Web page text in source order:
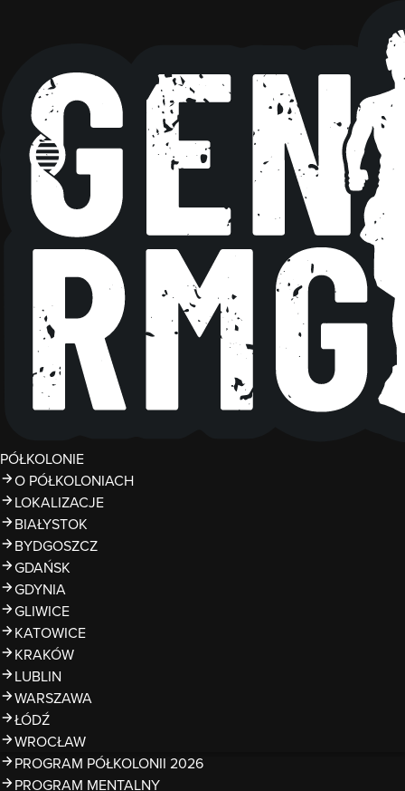
PÓŁKOLONIE
O PÓŁKOLONIACH
LOKALIZACJE
BIAŁYSTOK
BYDGOSZCZ
GDAŃSK
GDYNIA
GLIWICE
KATOWICE
KRAKÓW
LUBLIN
WARSZAWA
ŁÓDŹ
WROCŁAW
PROGRAM PÓŁKOLONII 2026
PROGRAM MENTALNY